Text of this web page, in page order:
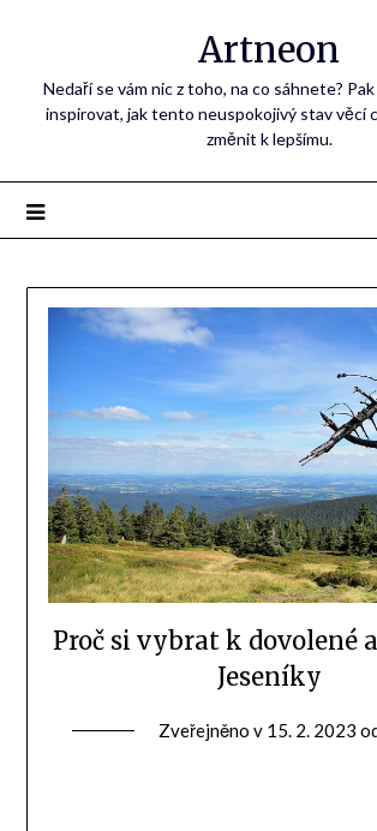
Artneon
Nedaří se vám nic z toho, na co sáhnete?
inspirovat, jak tento neuspokojivý stav věcí
změnit k lepšímu.
Proč si vybrat k dovolené
Jeseníky
Zveřejněno v 15. 2. 2023